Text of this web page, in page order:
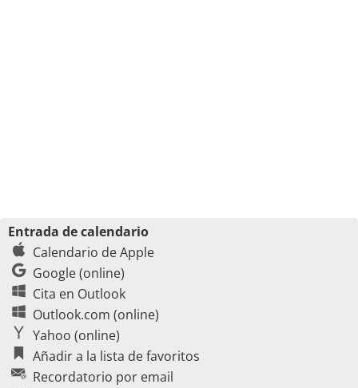
Entrada de calendario
Calendario de Apple
Google (online)
Cita en Outlook
Outlook.com (online)
Yahoo (online)
Añadir a la lista de favoritos
Recordatorio por email